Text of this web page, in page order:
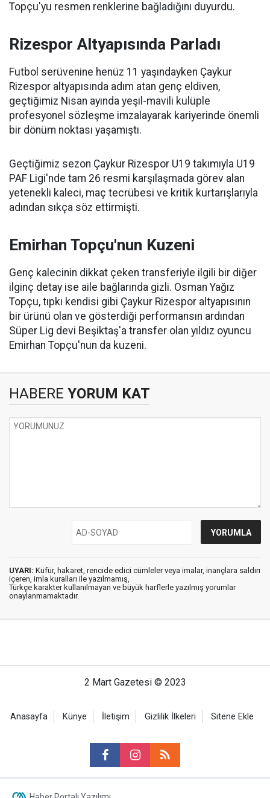
Topçu'yu resmen renklerine bağladığını duyurdu.
Rizespor Altyapısında Parladı
Futbol serüvenine henüz 11 yaşındayken Çaykur
Rizespor altyapısında adım atan genç eldiven,
geçtiğimiz Nisan ayında yeşil-mavili kulüple
profesyonel sözleşme imzalayarak kariyerinde önemli
bir dönüm noktası yaşamıştı.
Geçtiğimiz sezon Çaykur Rizespor U19 takımıyla U19
PAF Ligi'nde tam 26 resmi karşılaşmada görev alan
yetenekli kaleci, maç tecrübesi ve kritik kurtarışlarıyla
adından sıkça söz ettirmişti.
Emirhan Topçu'nun Kuzeni
Genç kalecinin dikkat çeken transferiyle ilgili bir diğer
ilginç detay ise aile bağlarında gizli. Osman Yağız
Topçu, tıpkı kendisi gibi Çaykur Rizespor altyapısının
bir ürünü olan ve gösterdiği performansın ardından
Süper Lig devi Beşiktaş'a transfer olan yıldız oyuncu
Emirhan Topçu'nun da kuzeni.
HABERE YORUM KAT
UYARI: Küfür, hakaret, rencide edici cümleler veya imalar, inançlara saldırı
içeren, imla kuralları ile yazılmamış,
Türkçe karakter kullanılmayan ve büyük harflerle yazılmış yorumlar
onaylanmamaktadır.
2 Mart Gazetesi © 2023
Anasayfa Künye İletişim Gizlilik İlkeleri Sitene Ekle